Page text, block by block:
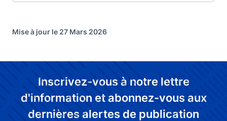
Mise à jour le 27 Mars 2026
Inscrivez-vous à notre lettre
d'information et abonnez-vous aux
dernières alertes de publication